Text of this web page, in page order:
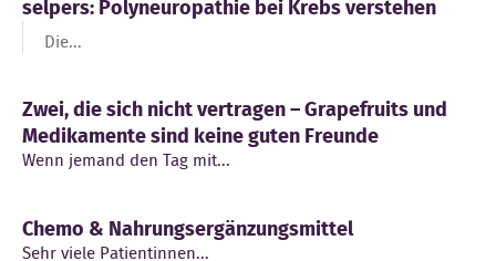
selpers: Polyneuropathie bei Krebs verstehen
Die...
Zwei, die sich nicht vertragen – Grapefruits und
Medikamente sind keine guten Freunde
Wenn jemand den Tag mit...
Chemo & Nahrungsergänzungsmittel
Sehr viele Patientinnen...